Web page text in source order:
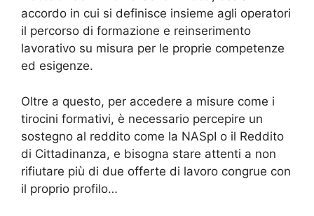
accordo in cui si definisce insieme agli operatori
il percorso di formazione e reinserimento
lavorativo su misura per le proprie competenze
ed esigenze.
Oltre a questo, per accedere a misure come i
tirocini formativi, è necessario percepire un
sostegno al reddito come la NASpI o il Reddito
di Cittadinanza, e bisogna stare attenti a non
rifiutare più di due offerte di lavoro congrue con
il proprio profilo…